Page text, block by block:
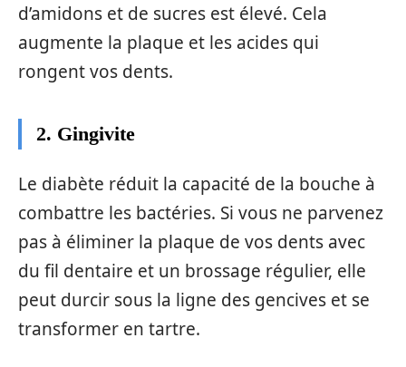
d’amidons et de sucres est élevé. Cela
augmente la plaque et les acides qui
rongent vos dents.
2. Gingivite
Le diabète réduit la capacité de la bouche à
combattre les bactéries. Si vous ne parvenez
pas à éliminer la plaque de vos dents avec
du fil dentaire et un brossage régulier, elle
peut durcir sous la ligne des gencives et se
transformer en tartre.